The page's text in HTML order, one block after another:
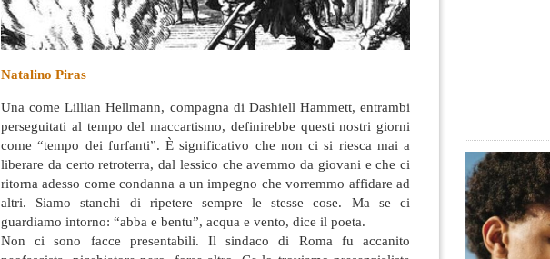
Natalino Piras
Una come Lillian Hellmann, compagna di Dashiell Hammett, entrambi
perseguitati al tempo del maccartismo, definirebbe questi nostri giorni
come “tempo dei furfanti”. È significativo che non ci si riesca mai a
liberare da certo retroterra, dal lessico che avemmo da giovani e che ci
ritorna adesso come condanna a un impegno che vorremmo affidare ad
altri. Siamo stanchi di ripetere sempre le stesse cose. Ma se ci
guardiamo intorno: “abba e bentu”, acqua e vento, dice il poeta.
Non ci sono facce presentabili. Il sindaco di Roma fu accanito